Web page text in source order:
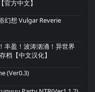
方中文】
幻想 Vulgar Reverie
丰盈！波涛汹涌！异世界
档【中文汉化】
(Ver0.3)